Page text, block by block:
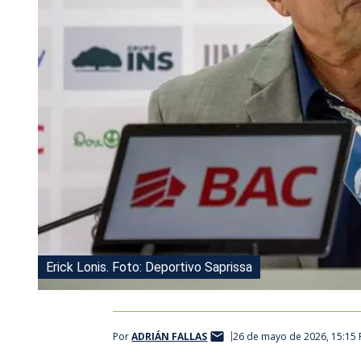
Erick Lonis. Foto: Deportivo Saprissa
PorADRIÁN FALLAS 26 de mayo de 2026, 15:15